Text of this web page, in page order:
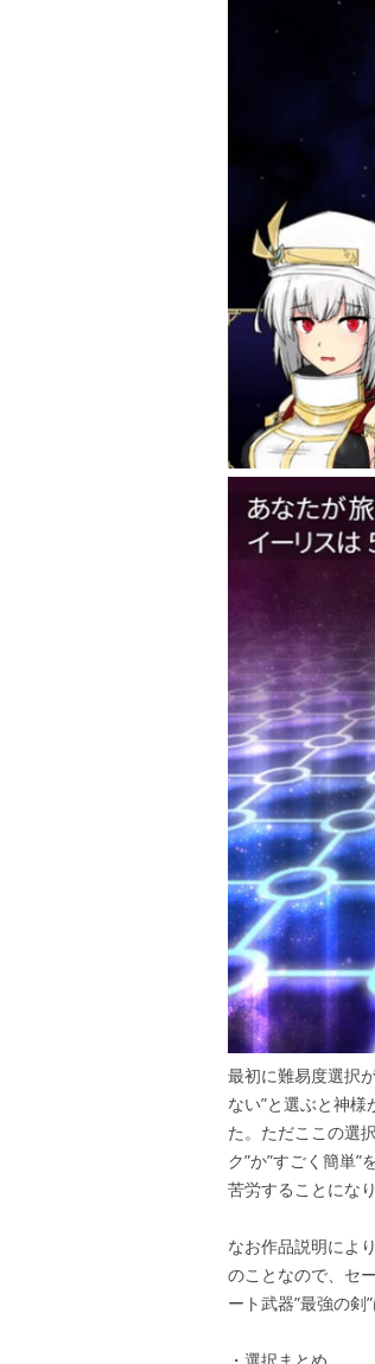
最初に難易度選択
ない”と選ぶと神
た。ただここの選
ク”か”すごく簡単
苦労することにな
なお作品説明によ
のことなので、セ
ート武器”最強の剣